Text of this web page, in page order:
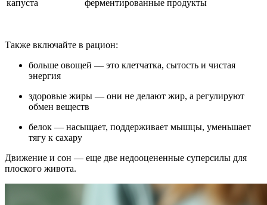
капуста
ферментированные продукты
Также включайте в рацион:
больше овощей — это клетчатка, сытость и чистая
энергия
здоровые жиры — они не делают жир, а регулируют
обмен веществ
белок — насыщает, поддерживает мышцы, уменьшает
тягу к сахару
Движение и сон — еще две недооцененные суперсилы для
плоского живота.